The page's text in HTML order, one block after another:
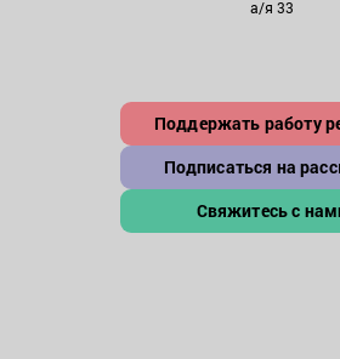
а/я 33
Поддержать работу
Подписаться на
Свяжитесь с